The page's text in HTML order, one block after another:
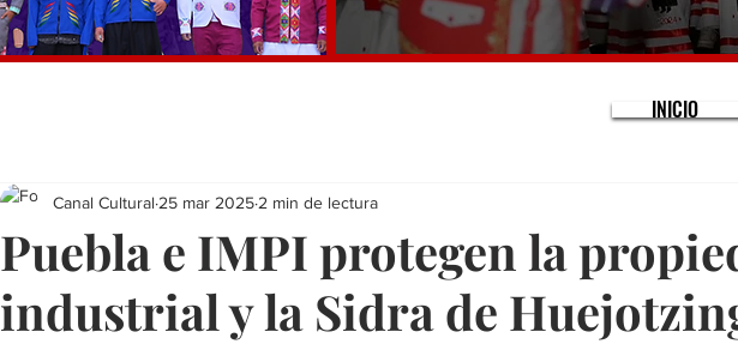
Puebla e IMPI protegen la
industrial y la Sidra de
Canal Cultural 25 mar 2025 2 min de lectura
INICIO